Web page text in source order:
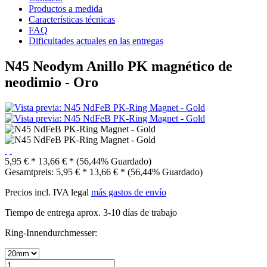
Productos a medida
Características técnicas
FAQ
Dificultades actuales en las entregas
N45 Neodym Anillo PK magnético de
neodimio - Oro
5,95 € * 13,66 € * (56,44% Guardado)
Gesamtpreis: 5,95 € * 13,66 € * (56,44% Guardado)
Precios incl. IVA legal más gastos de envío
Tiempo de entrega aprox. 3-10 días de trabajo
Ring-Innendurchmesser: